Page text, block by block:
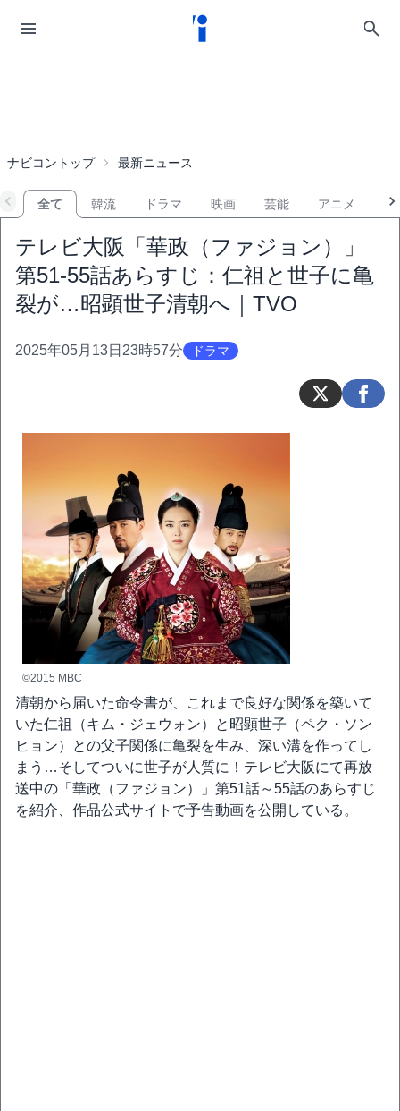
ナビコントップ 最新ニュース
全て 韓流 ドラマ 映画 芸能 アニメ
テレビ大阪「華政（ファジョン）」
第51-55話あらすじ：仁祖と世子に亀
裂が…昭顕世子清朝へ｜TVO
2025年05月13日23時57分 ドラマ
©2015 MBC
清朝から届いた命令書が、これまで良好な関係を築いて
いた仁祖（キム・ジェウォン）と昭顕世子（ペク・ソン
ヒョン）との父子関係に亀裂を生み、深い溝を作ってし
まう…そしてついに世子が人質に！テレビ大阪にて再放
送中の「華政（ファジョン）」第51話～55話のあらすじ
を紹介、作品公式サイトで予告動画を公開している。